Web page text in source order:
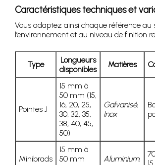
Caractéristiques techniques et
Vous adaptez ainsi chaque référence au
l’environnement et au niveau de finition
Type
Longueurs
disponibles
Matières
Pointes J
15 mm à
50 mm (15,
16, 20, 25,
30, 32, 35,
38, 40, 45,
50)
Galvanisé,
Inox
Minibrads
15 mm à
50 mm
Aluminium,